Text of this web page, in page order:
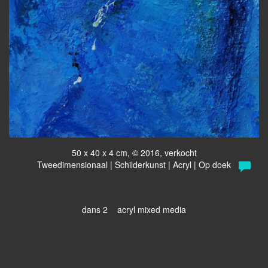
50 x 40 x 4 cm, © 2016, verkocht
Tweedimensionaal | Schilderkunst | Acryl | Op doek
dans 2 acryl mixed media